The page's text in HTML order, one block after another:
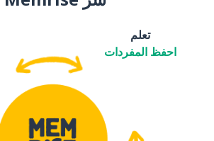
تعلم
احفظ المفردات